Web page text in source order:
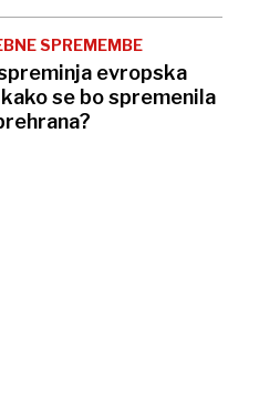
SPREMEMBE
evropska
se bo spremenila